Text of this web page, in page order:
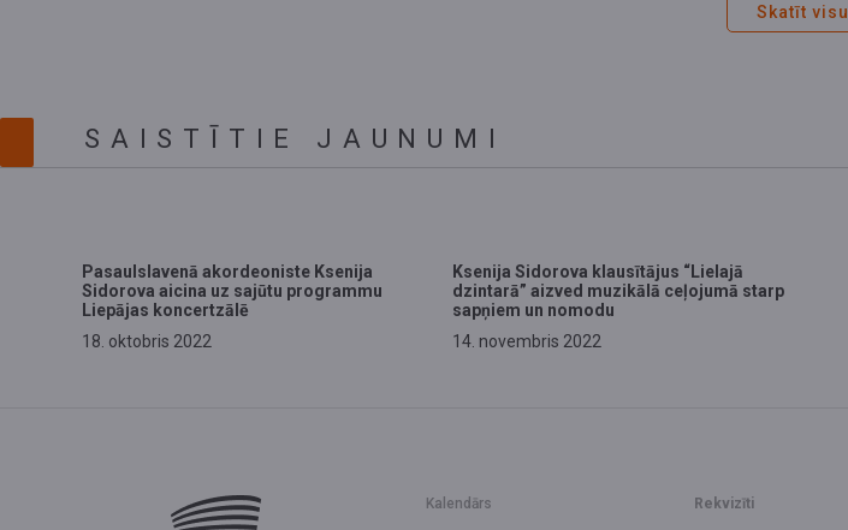
Skatīt visu
SAISTĪTIE JAUNUMI
Pasaulslavenā akordeoniste Ksenija
Sidorova aicina uz sajūtu programmu
Liepājas koncertzālē
18. oktobris 2022
Ksenija Sidorova klausītājus “Lielajā
dzintarā” aizved muzikālā ceļojumā starp
sapņiem un nomodu
14. novembris 2022
Kalendārs Rekvizīti